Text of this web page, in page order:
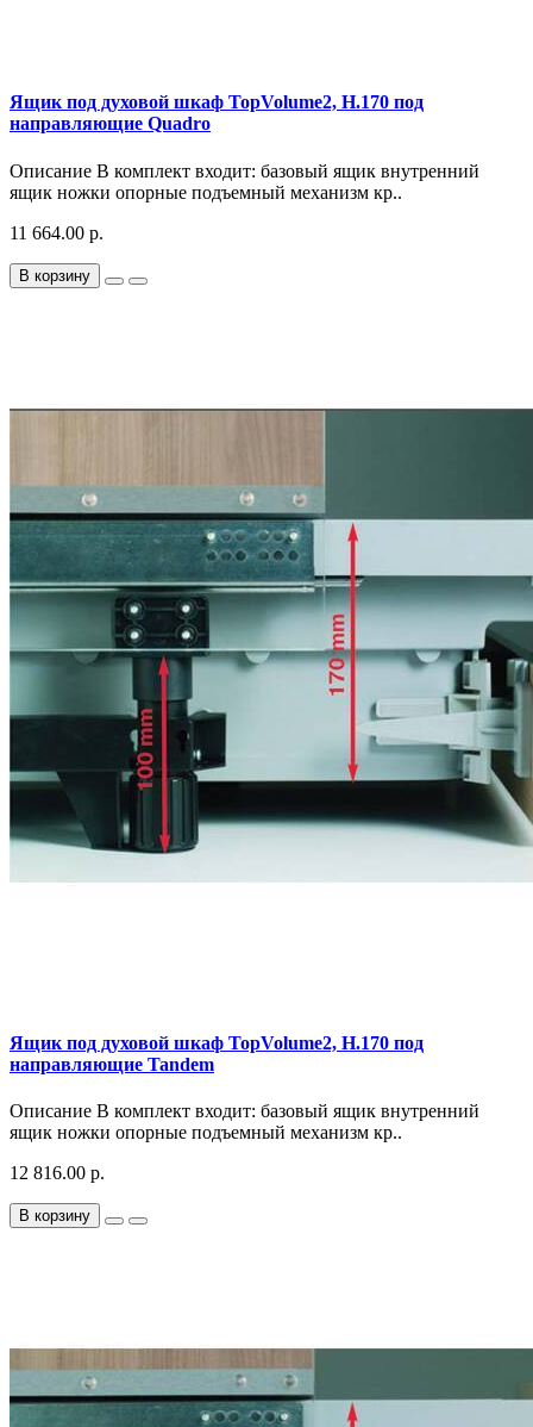
Ящик под духовой шкаф TopVolume2, H.170 под
направляющие Quadro
Описание В комплект входит: базовый ящик внутренний
ящик ножки опорные подъемный механизм кр..
11 664.00 р.
В корзину
Ящик под духовой шкаф TopVolume2, H.170 под
направляющие Tandem
Описание В комплект входит: базовый ящик внутренний
ящик ножки опорные подъемный механизм кр..
12 816.00 р.
В корзину